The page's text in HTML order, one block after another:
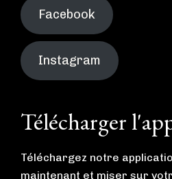
Facebook
Instagram
Télécharger
Téléchargez notre
maintenant et miser sur